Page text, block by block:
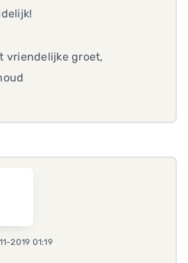
vriendelijke groet,
2019 01:19